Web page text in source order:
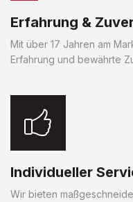
Erfahrung &
Mit über 17 Jahren am
Erfahrung und bewährte
Individueller
Wir bieten